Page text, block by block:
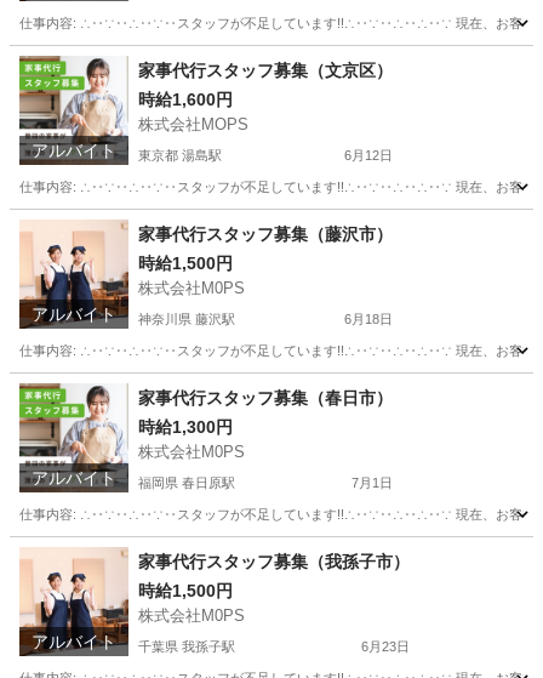
仕事内容: ∴‥∵‥∴‥∵‥スタッフが不足しています!!∴‥∵‥∴‥∴‥∵ 現在、お客様から多
東京 中野区 野方駅 その他 スタッフ
アルバイト
家事代行スタッフ募集（文京区）
時給1,600円
株式会社MOPS
東京都 湯島駅 6月12日
仕事内容: ∴‥∵‥∴‥∵‥スタッフが不足しています!!∴‥∵‥∴‥∴‥∵ 現在、お客様から多
東京 文京区 湯島駅 その他 スタッフ
アルバイト
家事代行スタッフ募集（藤沢市）
時給1,500円
株式会社M0PS
神奈川県 藤沢駅 6月18日
仕事内容: ∴‥∵‥∴‥∵‥スタッフが不足しています!!∴‥∵‥∴‥∴‥∵ 現在、お客様から多
神奈川 藤沢市 藤沢駅 その他 スタッフ
アルバイト
家事代行スタッフ募集（春日市）
時給1,300円
株式会社M0PS
福岡県 春日原駅 7月1日
仕事内容: ∴‥∵‥∴‥∵‥スタッフが不足しています!!∴‥∵‥∴‥∴‥∵ 現在、お客様から多
福岡 春日市 春日原駅 その他 スタッフ
アルバイト
家事代行スタッフ募集（我孫子市）
時給1,500円
株式会社M0PS
千葉県 我孫子駅 6月23日